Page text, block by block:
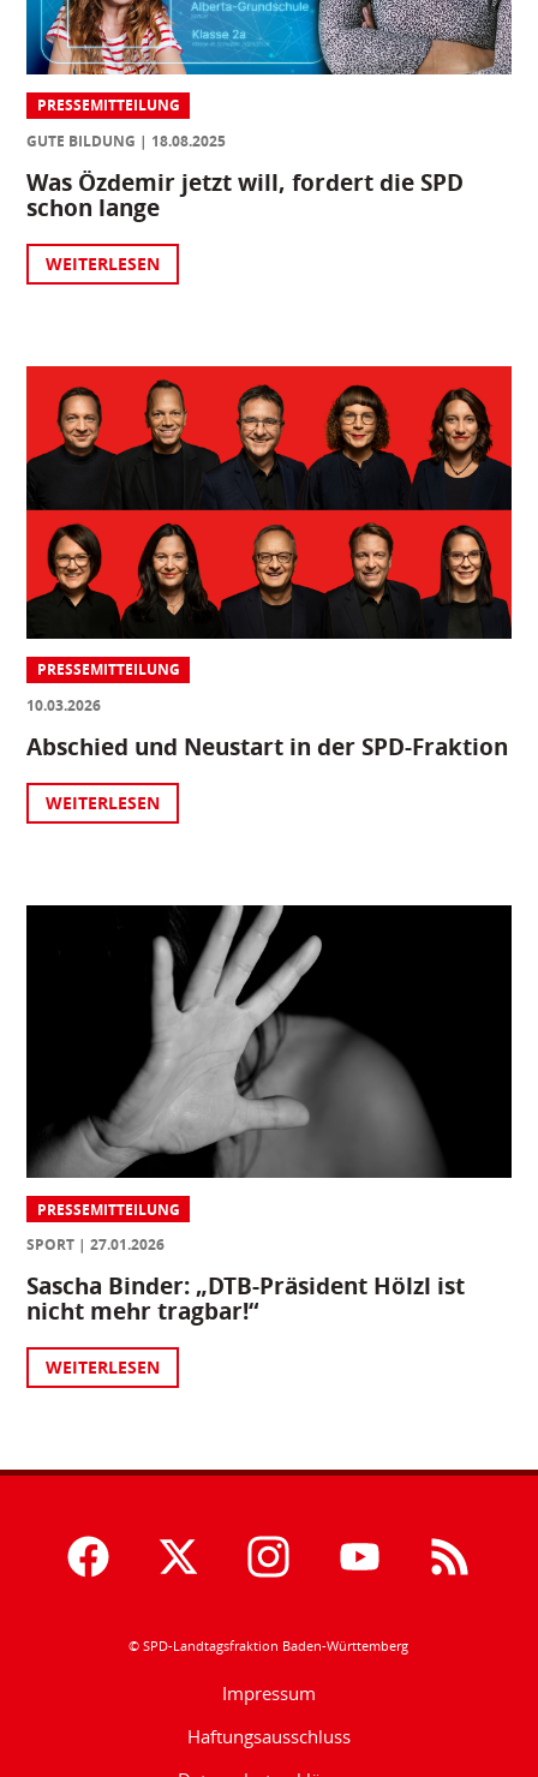
PRESSEMITTEILUNG
GUTE BILDUNG
18.08.2025
Was Özdemir jetzt will, fordert die SPD
schon lange
WEITERLESEN
PRESSEMITTEILUNG
10.03.2026
Abschied und Neustart in der SPD-Fraktion
WEITERLESEN
PRESSEMITTEILUNG
SPORT
27.01.2026
Sascha Binder: „DTB-Präsident Hölzl ist
nicht mehr tragbar!“
WEITERLESEN
© SPD-Landtagsfraktion Baden-Württemberg
Impressum
Haftungsausschluss